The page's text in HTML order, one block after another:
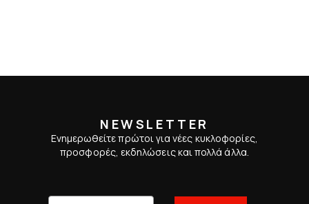
NEWSLETTER
Ενημερωθείτε πρώτοι για νέες κυκλοφορίες,
προσφορές, εκδηλώσεις και πολλά άλλα.